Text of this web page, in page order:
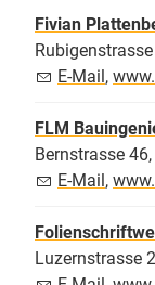
Fivian
E-Mail,
FLM
Bernstrasse
E-Mail,
Luzernstrasse